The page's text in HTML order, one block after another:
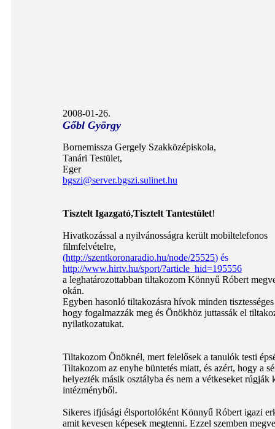
2008-01-26.
Gőbl György
Bornemissza Gergely Szakközépiskola,
Tanári Testület,
Eger
bgszi@server.bgszi.sulinet.hu
Tisztelt Igazgató,Tisztelt Tantestület!
Hivatkozással a nyilvánosságra került mobiltelefonos
filmfelvételre,
(http://szentkoronaradio.hu/node/25525) és
http://www.hirtv.hu/sport/?article_hid=195556
a leghatározottabban tiltakozom Könnyű Róbert
okán.
Egyben hasonló tiltakozásra hívok minden
hogy fogalmazzák meg és Önökhöz juttassák el
nyilatkozatukat.
Tiltakozom Önöknél, mert felelősek a tanulók testi
Tiltakozom az enyhe büntetés miatt, és azért, hogy a
helyezték másik osztályba és nem a vétkeseket rúgják
intézményből.
Sikeres ifjúsági élsportolóként Könnyű Róbert igazi
amit kevesen képesek megtenni. Ezzel szemben